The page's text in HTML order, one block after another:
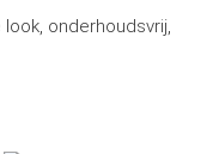
onderhoudsvrij,